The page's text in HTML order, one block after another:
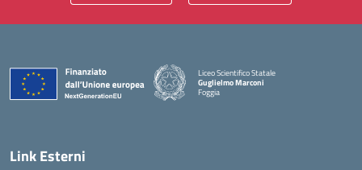
Liceo Scientifico Statale
Guglielmo Marconi
Foggia
— Visita la pagina iniziale della scuola
Link Esterni